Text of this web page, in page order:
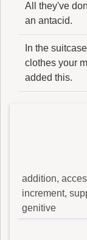
All they've
an antacid.
In the
clothes your
added this.
addition,
increment,
genitive